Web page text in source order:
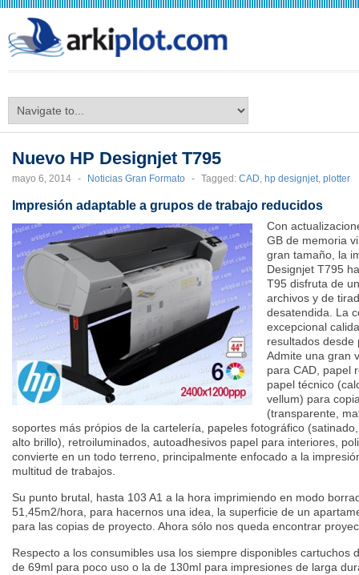
Nuevo HP Designjet T795
mayo 6, 2014 - Noticias Gran Formato - Tagged: CAD, hp designjet, plotter
Impresión adaptable a grupos de trabajo reducidos
Con
GB de memoria
gran tamaño, la
Designjet T795
T95 disfruta de
archivos y de
desatendida. La
excepcional
resultados desde
Admite una gran
para CAD, papel
papel técnico
vellum) para
(transparente,
soportes más própios de la cartelería, papeles fotográfico
alto brillo), retroiluminados, autoadhesivos papel para interiores,
convierte en un todo terreno, principalmente enfocado a la
multitud de trabajos.
Su punto brutal, hasta 103 A1 a la hora imprimiendo en modo
51,45m2/hora, para hacernos una idea, la superficie de un
para las copias de proyecto. Ahora sólo nos queda encontrar
Respecto a los consumibles usa los siempre disponibles cartuchos
de 69ml para poco uso o la de 130ml para impresiones de larga